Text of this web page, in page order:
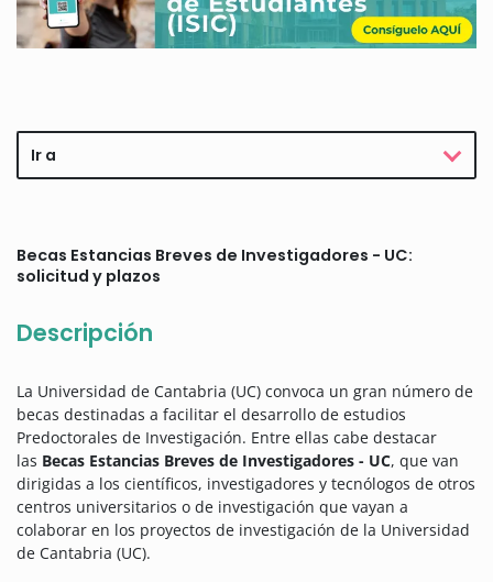
Ir a
Becas Estancias Breves de Investigadores - UC:
solicitud y plazos
Descripción
La Universidad de Cantabria (UC) convoca un gran número de
becas destinadas a facilitar el desarrollo de estudios
Predoctorales de Investigación. Entre ellas cabe destacar
las Becas Estancias Breves de Investigadores - UC, que van
dirigidas a los científicos, investigadores y tecnólogos de otros
centros universitarios o de investigación que vayan a
colaborar en los proyectos de investigación de la Universidad
de Cantabria (UC).